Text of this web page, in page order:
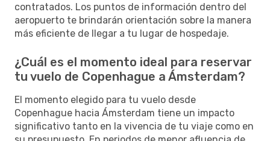
contratados. Los puntos de información dentro del
aeropuerto te brindarán orientación sobre la manera
más eficiente de llegar a tu lugar de hospedaje.
¿Cuál es el momento ideal para reservar
tu vuelo de Copenhague a Ámsterdam?
El momento elegido para tu vuelo desde
Copenhague hacia Ámsterdam tiene un impacto
significativo tanto en la vivencia de tu viaje como en